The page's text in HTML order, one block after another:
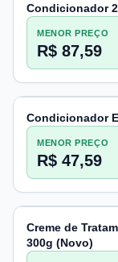
Condicionador
MENOR PREÇO
R$ 87,59
Condicionador
MENOR PREÇO
R$ 47,59
Creme de
300g (Novo)